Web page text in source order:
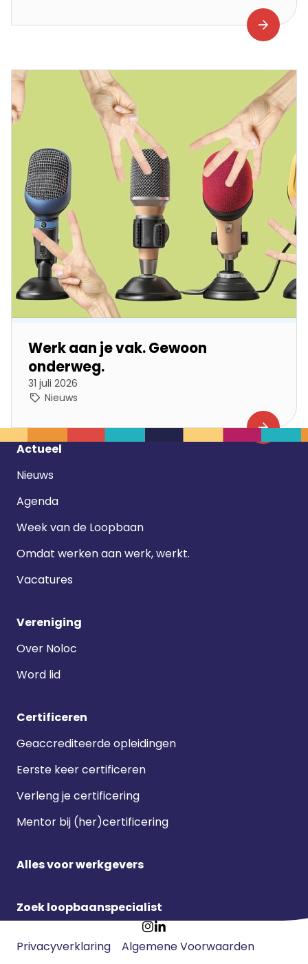
Werk aan je vak. Gewoon
onderweg.
31 juli 2026
Nieuws
Footer
Actueel
Nieuws
Agenda
Week van de Loopbaan
Omdat werken aan werk, werkt.
Vacatures
Vereniging
Over Noloc
Word lid
Certificeren
Geaccrediteerde opleidingen
Eerste keer certificeren
Verleng je certificering
Mentor bij (her)certificering
Alles voor werkgevers
Zoek loopbaanspecialist
GaGa
Footer
Privacyverklaring
Algemene Voorwaarden